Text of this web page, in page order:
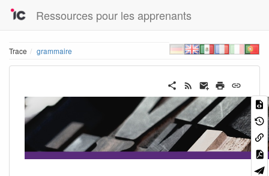
Ressources pour les apprenants
Trace grammaire